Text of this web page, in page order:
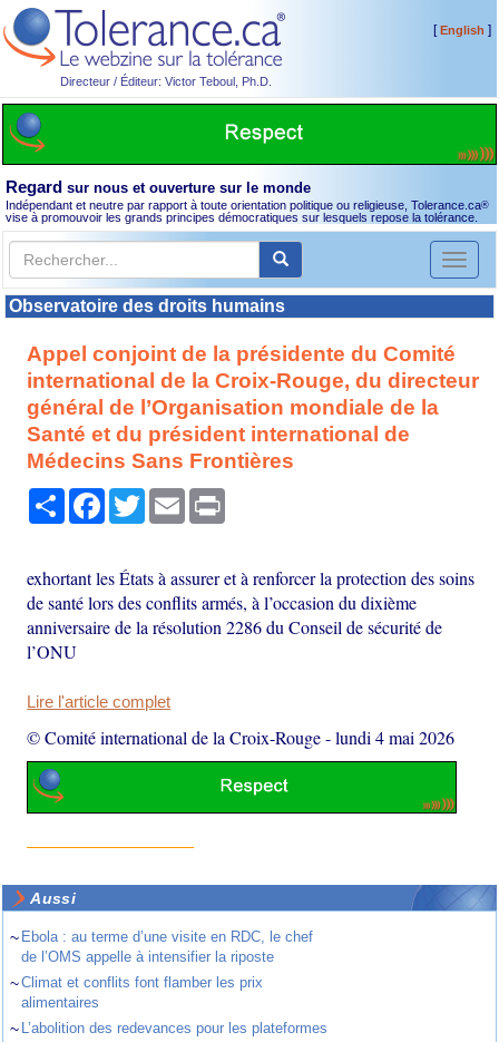
Directeur / Éditeur: Victor Teboul, Ph.D.
[English ]
Regard sur nous et ouverture sur le monde
Indépendant et neutre par rapport à toute orientation politique ou religieuse, Tolerance.ca®
vise à promouvoir les grands principes démocratiques sur lesquels repose la tolérance.
Toggle
Observatoire des droits humains
Appel conjoint de la présidente du Comité
international de la Croix-Rouge, du directeur
général de l’Organisation mondiale de la
Santé et du président international de
Médecins Sans Frontières
PartagerFacebook
TwitterEmail
exhortant les États à assurer et à renforcer la protection des soins
de santé lors des conflits armés, à l’occasion du dixième
anniversaire de la résolution 2286 du Conseil de sécurité de
l’ONU
Lire l'article complet
© Comité international de la Croix-Rouge-lundi 4 mai 2026
Aussi
~ Ebola : au terme d’une visite en RDC, le chef
de l’OMS appelle à intensifier la riposte
~Climat et conflits font flamber les prix
alimentaires
~ L’abolition des redevances pour les plateformes